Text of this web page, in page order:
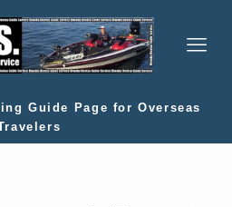
Guide Page for Overseas